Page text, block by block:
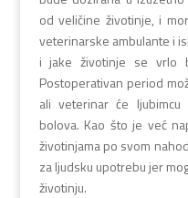
od veličine životinje, i
veterinarske ambulante i
i jake životinje se vrlo
Postoperativan period
ali veterinar će
bolova. Kao što je već
životinjama po svom
za ljudsku upotrebu jer
životinju.